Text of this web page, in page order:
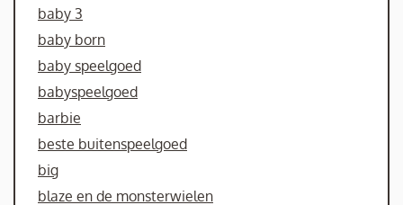
baby 3
baby born
baby speelgoed
babyspeelgoed
barbie
beste buitenspeelgoed
big
blaze en de monsterwielen